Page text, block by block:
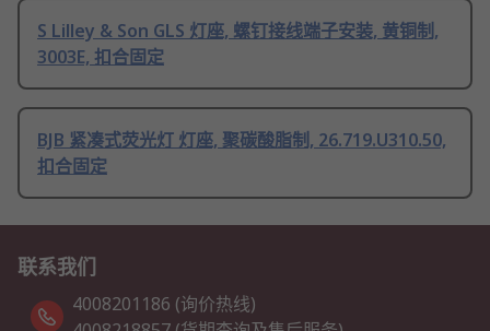
S Lilley & Son GLS 灯座, 螺钉接线端子安装, 黄铜制,
3003E, 扣合固定
BJB 紧凑式荧光灯 灯座, 聚碳酸脂制, 26.719.U310.50,
扣合固定
联系我们
4008201186 (询价热线)